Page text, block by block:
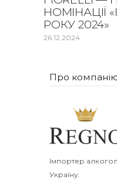
НОМІНАЦІЇ
РОКУ 2024»
26.12.2024
Про
Імпортер
Україну.